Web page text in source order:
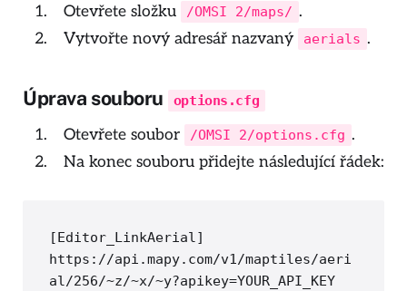
Otevřete složku /OMSI 2/maps/ .
Vytvořte nový adresář nazvaný
aerials .
Úprava souboru options.cfg
Otevřete soubor /OMSI 2/options.cfg .
Na konec souboru přidejte následující řádek:
[Editor_LinkAerial]
https://api.mapy.com/v1/maptiles/aeri
al/256/~z/~x/~y?apikey=YOUR_API_KEY